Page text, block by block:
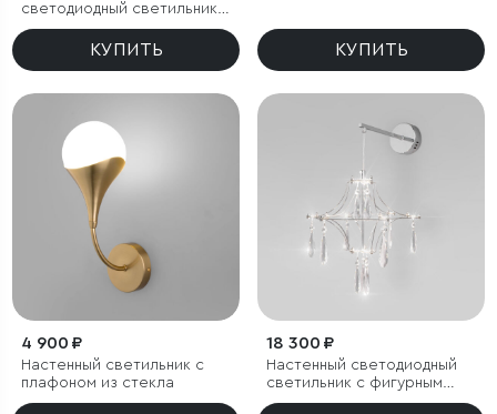
светодиодный светильник
Blaze LED IP65
КУПИТЬ КУПИТЬ
4 900 ₽
Настенный светильник с
плафоном из стекла
18 300 ₽
Настенный светодиодный
светильник с фигурным
хрусталем